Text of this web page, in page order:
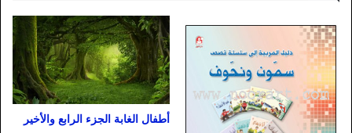
أطفال الغابة الجزء الرابع والأخير